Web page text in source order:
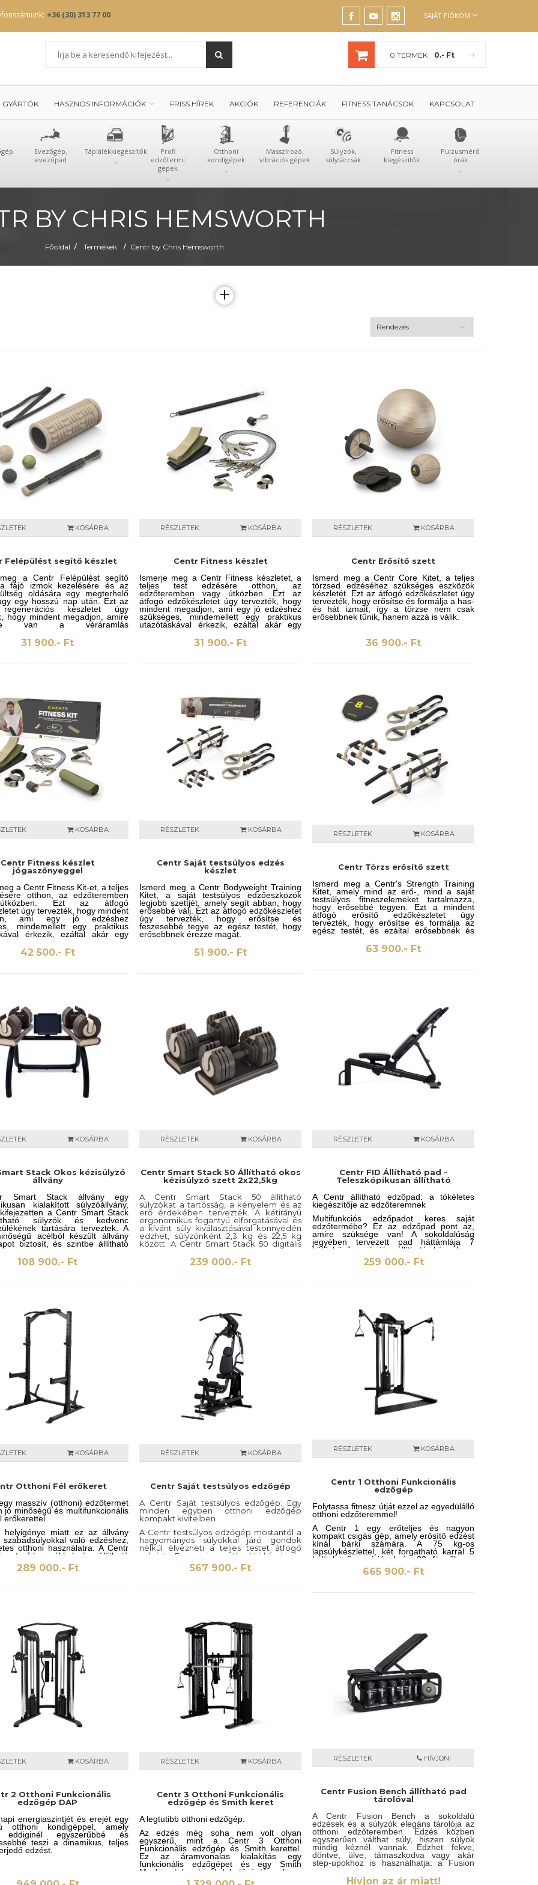
+36 (30) 313 77 00 SAJÁT FIÓKOM
0 TERMÉK 0.- Ft
GYÁRTÓK HASZNOS INFORMÁCIÓK FRISS HÍREK AKCIÓK REFERENCIÁK FITNESS TANÁCSOK KAPCSOLAT
Evezőgép,
evezőpad
Táplálékkiegészítők
Profi
edzőtermi
gépek
Otthoni
kondigépek
Masszírozó,
vibrációs gépek
Súlyzók,
súlytárcsák
Fitness
kiegészítők
Pulzusmérő
órák
BY CHRIS HEMSWORTH
Főoldal / Termékek / Centr by Chris Hemsworth
+
KOSÁRBA
Felépülést segítő készlet
a Centr Felépülést segítő
fájó izmok kezelésére és az
oldására egy megterhelő
egy hosszú nap után. Ezt az
készletet úgy
hogy mindent megadjon, amire
van a véráramlás
a keringés javításához és
enyhülés eléréséhez, amely
tartja.31 900.- Ft
RÉSZLETEK KOSÁRBA
Centr Fitness készlet
Ismerje meg a Centr Fitness készletet, a
teljes test edzésére otthon, az
edzőteremben vagy útközben. Ezt az
átfogó edzőkészletet úgy tervezték, hogy
mindent megadjon, ami egy jó edzéshez
szükséges, mindemellett egy praktikus
utazótáskával érkezik, ezáltal akár egy
31 900.- Ft
RÉSZLETEK KOSÁRBA
Centr Erősítő szett
Ismerd meg a Centr Core Kitet, a teljes
törzsed edzéséhez szükséges eszközök
készletét. Ezt az átfogó edzőkészletet úgy
tervezték, hogy erősítse és formálja a has-
és hát izmait, így a törzse nem csak
erősebbnek tűnik, hanem azzá is válik.
36 900.- Ft
KOSÁRBA
Centr Fitness készlet
jógaszőnyeggel
a Centr Fitness Kit-et, a teljes
otthon, az edzőteremben
Ezt az átfogó
úgy tervezték, hogy mindent
ami egy jó edzéshez
mindemellett egy praktikus
érkezik, ezáltal akár egy
42 500.- Ft
RÉSZLETEK KOSÁRBA
Centr Saját testsúlyos edzés
készlet
Ismerd meg a Centr Bodyweight Training
Kitet, a saját testsúlyos edzőeszközök
legjobb szettjét, amely segít abban, hogy
erősebbé válj. Ezt az átfogó edzőkészletet
úgy tervezték, hogy erősítse és
feszesebbé tegye az egész testét, hogy
erősebbnek érezze magát.
51 900.- Ft
RÉSZLETEK KOSÁRBA
Centr Törzs erősítő szett
Ismerd meg a Centr's Strength Training
Kitet, amely mind az erő-, mind a saját
testsúlyos fitneszelemeket tartalmazza,
hogy erősebbé tegyen. Ezt a mindent
átfogó erősítő edzőkészletet úgy
tervezték, hogy erősítse és formálja az
egész testét, és ezáltal erősebbnek és
energikusabbnak érezze magát.
63 900.- Ft
KOSÁRBA
Stack Okos kézisúlyzó
állvány
Smart Stack állvány egy
kialakított súlyzóállvány,
a Centr Smart Stack
súlyzók és kedvenc
tartására terveztek. A
acélból készült állvány
biztosít, és szintbe állítható
rendelkezik, így mindig biztos
stabil pozícióban. Az ideális
köszönhetően ez az állvány
108 900.- Ft
RÉSZLETEK KOSÁRBA
Centr Smart Stack 50 Állítható okos
kézisúlyzó szett 2x22,5kg
A Centr Smart Stack 50 állítható
súlyzókat a tartósság, a kényelem és az
erő érdekében tervezték. A kétirányú
ergonomikus fogantyú elforgatásával és
a kívánt súly kiválasztásával könnyedén
edzhet, súlyzónként 2,3 kg és 22,5 kg
között. A Centr Smart Stack 50 digitális
edzéssel rendelkezik a Centr
alkalmazáson keresztül, és több száz
edzést kínál, amelyeket kifejezetten
239 000.- Ft
RÉSZLETEK KOSÁRBA
Centr FID Állítható pad -
Teleszkópikusan állítható
A Centr állítható edzőpad: a tökéletes
kiegészítője az edzőteremnek
Multifunkciós edzőpadot keres saját
edzőtermébe? Ez az edzőpad pont az,
amire szüksége van! A sokoldalúság
jegyében tervezett pad háttámlája 7
különböző pozícióba állítható, kényelmes
létra stílusban. Válasszon a -15°-os
lejtéstől a 75°-os dőlésszögig, és állítsa be
259 000.- Ft
KOSÁRBA
Otthoni Fél erőkeret
masszív (otthoni) edzőtermet
jó minőségű és multifunkcionális
erőkerettel.
helyigénye miatt ez az állvány
való edzéshez,
otthoni használatra. A Centr
J-kampókkal és állítható
rendelkezik,
megakadályozzák a rúd leesését.
az állványnak.
289 000.- Ft
RÉSZLETEK KOSÁRBA
Centr Saját testsúlyos edzőgép
A Centr Saját testsúlyos edzőgép: Egy
minden egyben otthoni edzőgép
kompakt kivitelben
A Centr testsúlyos edzőgép mostantól a
hagyományos súlyokkal járó gondok
nélkül élvezheti a teljes testet átfogó
edzést. Ez az innovatív, többfunkciós
készülék az Ön saját testsúlyát használja
az ellenállásos edzéshez. Erőteljes és
10% és 150%-a között. Ez hatékony és
személyre szabott edzésélményt biztosít,
amely fittségi szinttől függetlenül
mindenki számára ideális.
567 900.- Ft
RÉSZLETEK KOSÁRBA
Centr 1 Otthoni Funkcionális
edzőgép
Folytassa fitnesz útját ezzel az egyedülálló
otthoni edzőteremmel!
A Centr 1 egy erőteljes és nagyon
kompakt csigás gép, amely erősítő edzést
kínál bárki számára. A 75 kg-os
lapsúlykészlettel, két forgatható karral 5
különböző pozícióval és 33 függőleges
pozícióval rendelkező forgatható csigákkal
mindig megtalálja a mozgáskörének
válni, több mint 165 különböző gyakorlat
665 900.- Ft
KOSÁRBA
2 Otthoni Funkcionális
edzőgép DAP
energiaszintjét és erejét egy
otthoni kondigéppel, amely
eddiginél egyszerűbbé és
teszi a dinamikus, teljes
edzést.
RÉSZLETEK KOSÁRBA
Centr 3 Otthoni Funkcionális
edzőgép és Smith keret
A legtutibb otthoni edzőgép.
Az edzés még soha nem volt olyan
egyszerű, mint a Centr 3 Otthoni
Funkcionális edzőgép és Smith kerettel.
Ez az áramvonalas kialakítás egy
funkcionális edzőgépet és egy Smith
Machine-t kombinál, lehetővé téve, hogy
funkcionális és hagyományos mozgásokat
RÉSZLETEK HÍVJON!
Centr Fusion Bench állítható pad
tárolóval
A Centr Fusion Bench a sokoldalú
edzések és a súlyzók elegáns tárolója az
otthoni edzőteremben. Edzés közben
egyszerűen válthat súly, hiszen súlyok
mindig kéznél vannak. Edzhet fekve,
döntve, ülve, támaszkodva vagy akár
step-upokhoz is használhatja: a Fusion
Bench kiváló minőségű acélváza elég
tartós ahhoz, hogy a legkeményebb
Hívjon az ár miatt!